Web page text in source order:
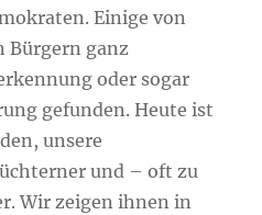
Einige von
Bürgern ganz
oder sogar
gefunden. Heute ist
unsere
und – oft zu
Wir zeigen ihnen in